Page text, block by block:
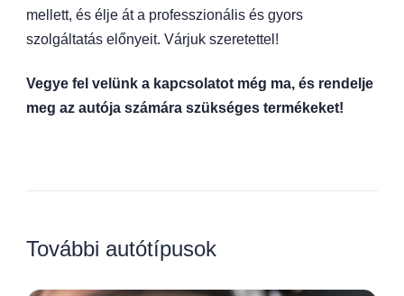
mellett, és élje át a professzionális és gyors
szolgáltatás előnyeit. Várjuk szeretettel!
Vegye fel velünk a kapcsolatot még ma, és rendelje
meg az autója számára szükséges termékeket!
További autótípusok